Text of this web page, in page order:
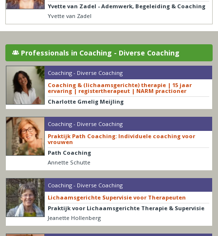
Yvette van Zadel - Ademwerk, Begeleiding & Coaching
Yvette van Zadel
Professionals in Coaching - Diverse Coaching
Coaching - Diverse Coaching
Coaching & (lichaamsgerichte) therapie | 15 jaar
ervaring | registertherapeut | NARM practioner
Charlotte Gmelig Meijling
Coaching - Diverse Coaching
Praktijk Path Coaching: Individuele coaching voor
vrouwen
Path Coaching
Annette Schutte
Coaching - Diverse Coaching
Lichaamsgerichte Supervisie voor Therapeuten
Praktijk voor Lichaamsgerichte Therapie & Supervisie
Jeanette Hollenberg